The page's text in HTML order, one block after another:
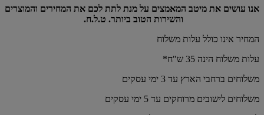
אנו עושים את מיטב המאמצים על מנת לתת לכם את המחירים והמוצרים
והשירות הטוב ביותר. ט.ל.ח.
המחיר אינו כולל עלות משלוח
עלות משלוח הינה 35 ש"ח*
משלוחים ברחבי הארץ עד 3 ימי עסקים
משלוחים לישובים מרוחקים עד 5 ימי עסקים